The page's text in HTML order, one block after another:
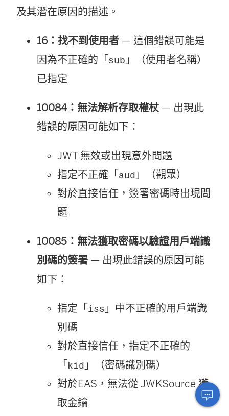
及其潛在原因的描述。
16：找不到使用者 — 這個錯誤可能是
因為不正確的「 sub 」（使用者名稱）
已指定
10084：無法解析存取權杖— 出現此
錯誤的原因可能如下：
JWT 無效或出現意外問題
指定不正確「 aud 」（觀眾）
對於直接信任，簽署密碼時出現問
題
10085：無法獲取密碼以驗證用戶端識
別碼的簽署 — 出現此錯誤的原因可能
如下：
指定「 iss 」中不正確的用戶端識
別碼
對於直接信任，指定不正確的
「 kid 」（密碼識別碼）
對於EAS ，無法從 JWKSource 獲
取金鑰